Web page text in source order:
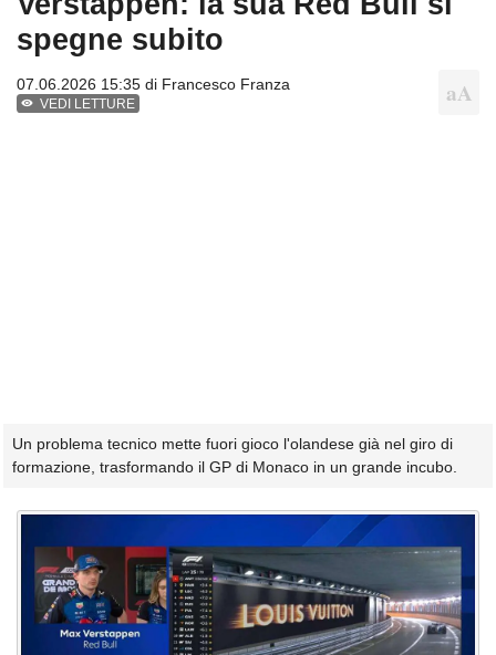
spegne subito
07.06.2026 15:35 di Francesco Franza
VEDI LETTURE
Un problema tecnico mette fuori gioco l'olandese già nel giro di
formazione, trasformando il GP di Monaco in un grande incubo.